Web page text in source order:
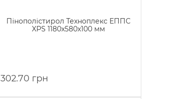
Пінополістирол Техноплекс ЕППС
XPS 1180х580х100 мм
302.70 грн